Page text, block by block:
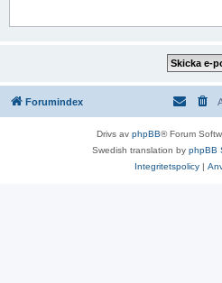
Forumindex
Drivs av phpBB® Forum
Swedish translation by phpBB
Integritetspolicy|